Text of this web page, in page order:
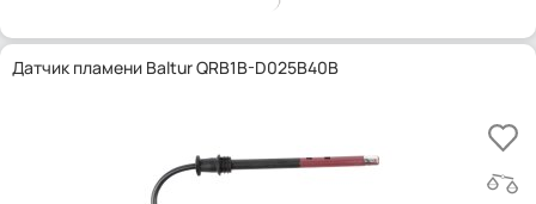
Датчик пламени Baltur QRB1B-D025B40B